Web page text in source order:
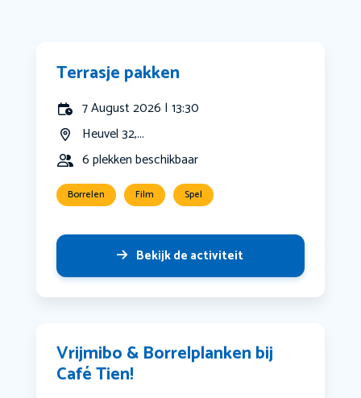
Terrasje pakken
7 August 2026 | 13:30
Heuvel 32,...
6 plekken beschikbaar
Borrelen Film Spel
Bekijk de activiteit
Vrijmibo & Borrelplanken bij
Café Tien!